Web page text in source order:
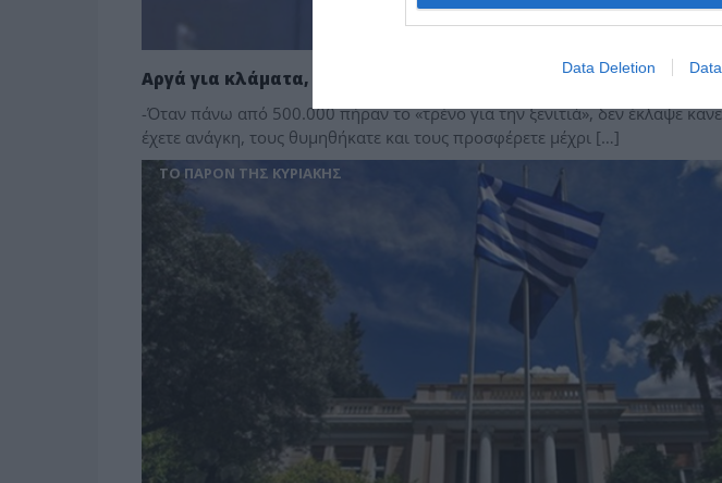
Data Deletion
Αργά για κλάματα, κύριοι του ΣΕΒ…
-Όταν πάνω από 500.000 πήραν το «τρένο για την ξενιτιά», δεν έκλαψε
έχετε ανάγκη, τους θυμηθήκατε και τους προσφέρετε μέχρι […]
ΤΟ ΠΑΡΟΝ ΤΗΣ ΚΥΡΙΑΚΗΣ